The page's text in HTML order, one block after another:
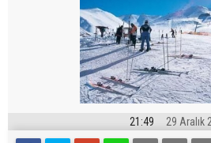
21:49 29 Aralık